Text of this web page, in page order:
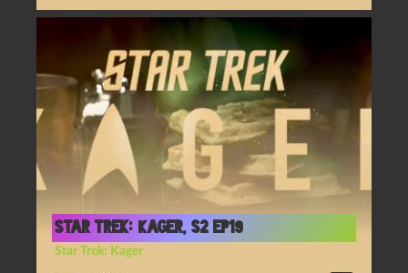
Star Trek: Kager, S2 Ep19
Star Trek: Kager